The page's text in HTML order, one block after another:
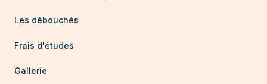
Les débouchés
Frais d'études
Gallerie